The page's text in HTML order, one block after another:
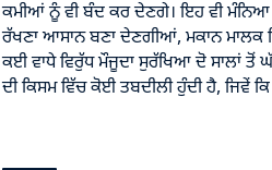
ਕਮੀਆਂ ਨੂੰ ਵੀ ਬੰਦ ਕਰ ਦੇਣਗੇ। ਇਹ ਵੀ ਮੰਨਿਆ
ਰੱਖਣਾ ਆਸਾਨ ਬਣਾ ਦੇਣਗੀਆਂ, ਮਕਾਨ ਮਾਲਕ
ਕਈ ਵਾਧੇ ਵਿਰੁੱਧ ਮੌਜੂਦਾ ਸੁਰੱਖਿਆ ਦੋ ਸਾਲਾਂ ਤੋਂ
ਦੀ ਕਿਸਮ ਵਿੱਚ ਕੋਈ ਤਬਦੀਲੀ ਹੁੰਦੀ ਹੈ, ਜਿਵੇਂ